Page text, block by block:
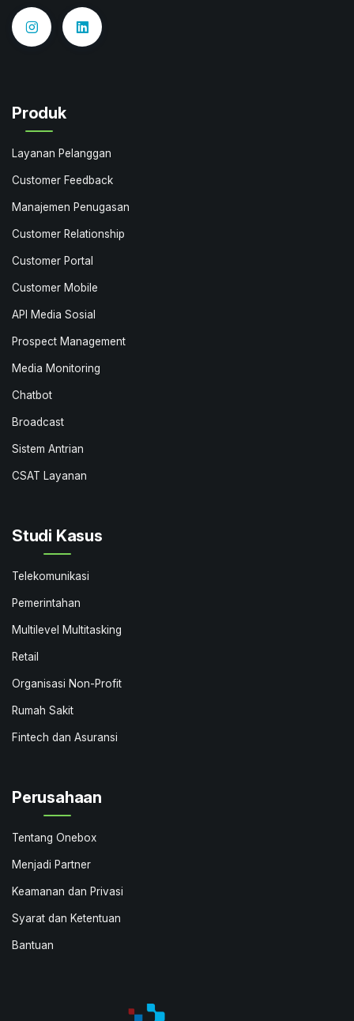
Produk
Layanan Pelanggan
Customer Feedback
Manajemen Penugasan
Customer Relationship
Customer Portal
Customer Mobile
API Media Sosial
Prospect Management
Media Monitoring
Chatbot
Broadcast
Sistem Antrian
CSAT Layanan
Studi Kasus
Telekomunikasi
Pemerintahan
Multilevel Multitasking
Retail
Organisasi Non-Profit
Rumah Sakit
Fintech dan Asuransi
Perusahaan
Tentang Onebox
Menjadi Partner
Keamanan dan Privasi
Syarat dan Ketentuan
Bantuan